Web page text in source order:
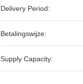
Delivery Period:
Betalingswijze:
Supply Capacity: